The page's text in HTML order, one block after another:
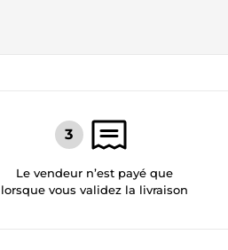
Le vendeur n’est payé que
lorsque vous validez la livraison